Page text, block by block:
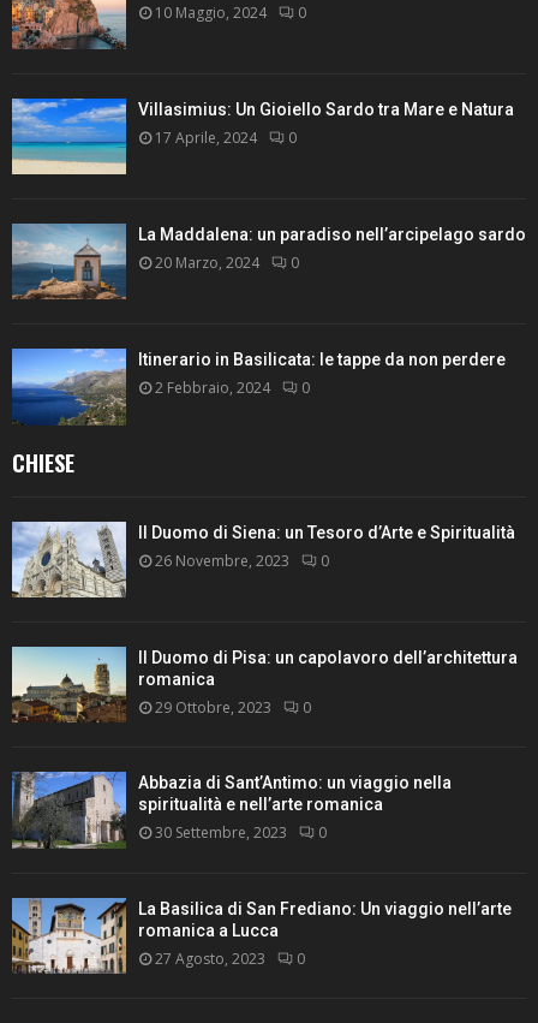
10 Maggio, 2024 0
Villasimius: Un Gioiello Sardo tra Mare e Natura
17 Aprile, 2024 0
La Maddalena: un paradiso nell’arcipelago sardo
20 Marzo, 2024 0
Itinerario in Basilicata: le tappe da non perdere
2 Febbraio, 2024 0
CHIESE
Il Duomo di Siena: un Tesoro d’Arte e Spiritualità
26 Novembre, 2023 0
Il Duomo di Pisa: un capolavoro dell’architettura
romanica
29 Ottobre, 2023 0
Abbazia di Sant’Antimo: un viaggio nella
spiritualità e nell’arte romanica
30 Settembre, 2023 0
La Basilica di San Frediano: Un viaggio nell’arte
romanica a Lucca
27 Agosto, 2023 0